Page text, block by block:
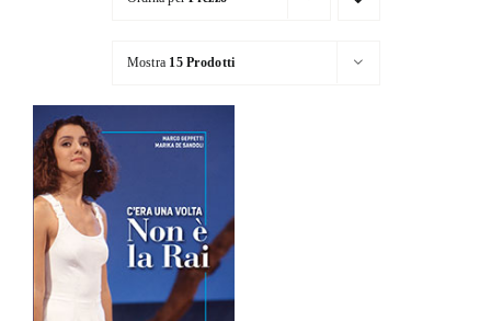
Le Collane
Catalogo
Mostra 15 Prodotti